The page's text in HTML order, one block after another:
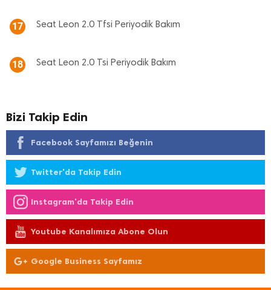
17 Seat Leon 2.0 Tfsi Periyodik Bakım
18 Seat Leon 2.0 Tsi Periyodik Bakım
Bizi Takip Edin
Facebook Sayfamızı Beğenin
Twitter'da Takip Edin
Instagram'da Takip Edin
Youtube Kanalımıza Abone Olun
Google Business Sayfamız